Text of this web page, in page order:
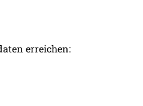
erreichen: